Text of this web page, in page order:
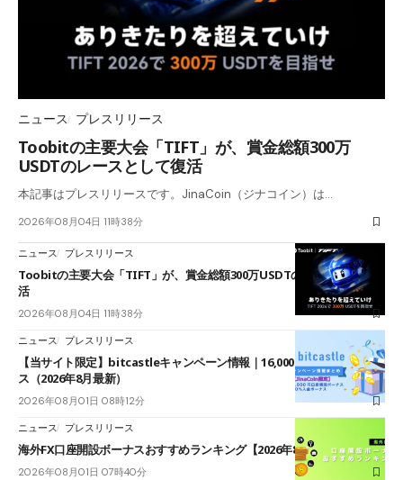
ニュース プレスリリース
Toobitの主要大会「TIFT」が、賞金総額300万
USDTのレースとして復活
本記事はプレスリリースです。JinaCoin（ジナコイン）は…
2026年08月04日 11時38分
ニュース プレスリリース
Toobitの主要大会「TIFT」が、賞金総額300万USDTのレースとして復
活
2026年08月04日 11時38分
ニュース プレスリリース
【当サイト限定】bitcastleキャンペーン情報｜16,000円口座開設ボーナ
ス（2026年8月最新）
2026年08月01日 08時12分
ニュース プレスリリース
海外FX口座開設ボーナスおすすめランキング【2026年8月最新】
2026年08月01日 07時40分